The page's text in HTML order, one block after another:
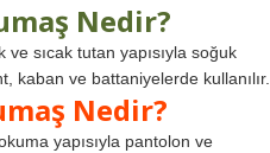
Nedir?
ve sıcak tutan yapısıyla soğuk
kaban ve battaniyelerde kullanılır.
Nedir?
yapısıyla pantolon ve